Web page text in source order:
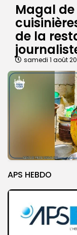
Magal de
de la
samedi 1 août
APS HEBDO